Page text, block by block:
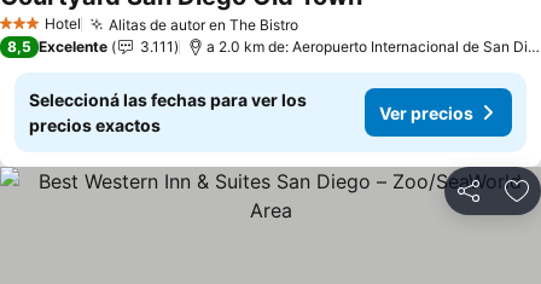
3 Estrellas
Hotel Alitas de autor en The BistroVer precios
Ver precios
8,5 Excelente 3.111 a 2.0 km de: Aeropuerto Internacional de San
Seleccioná las fechas para ver los
precios exactos
Ver precios
Compartir